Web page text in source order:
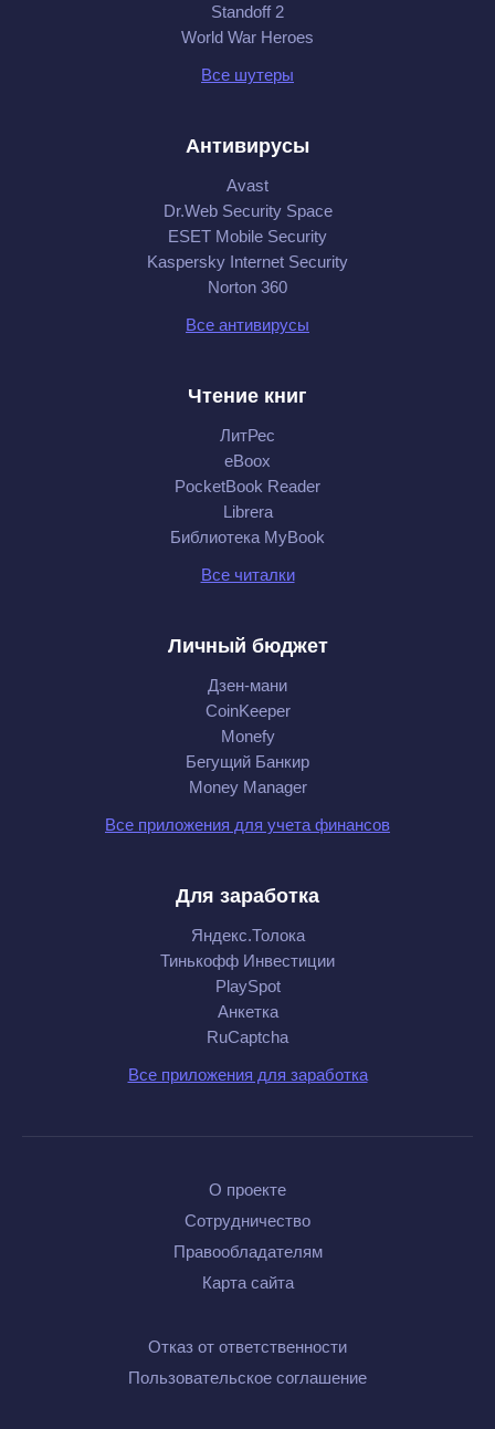
Standoff 2
World War Heroes
Все шутеры
Антивирусы
Avast
Dr.Web Security Space
ESET Mobile Security
Kaspersky Internet Security
Norton 360
Все антивирусы
Чтение книг
ЛитРес
eBoox
PocketBook Reader
Librera
Библиотека MyBook
Все читалки
Личный бюджет
Дзен-мани
CoinKeeper
Monefy
Бегущий Банкир
Money Manager
Все приложения для учета финансов
Для заработка
Яндекс.Толока
Тинькофф Инвестиции
PlaySpot
Анкетка
RuCaptcha
Все приложения для заработка
О проекте
Сотрудничество
Правообладателям
Карта сайта
Отказ от ответственности
Пользовательское соглашение